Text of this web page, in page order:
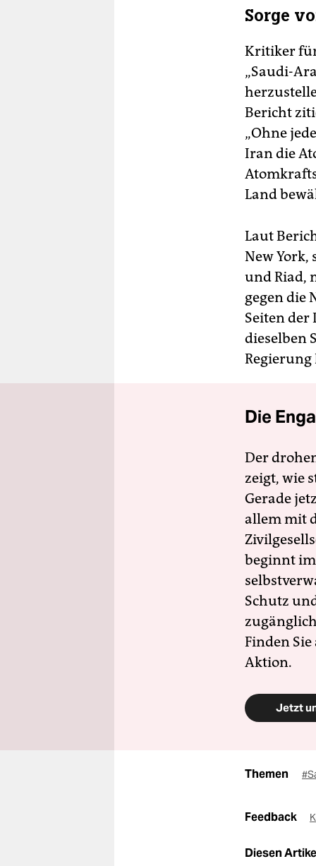
Sorge
Kritiker
„Saudi-
Bericht
„Ohne
Iran die
Land
Laut
New
und Riad,
gegen die
Seiten der
dieselben
Regierung
Die
Der
zeigt, wie
Gerade
allem mit
beginnt
Schutz
Finden
Aktion.
Jetzt
Themen
Feedback
Diesen